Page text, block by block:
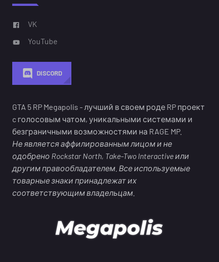
VK
YouTube
DISCORD
GTA 5 RP Megapolis - лучший в своем роде RP проект
c голосовым чатом, уникальными системами и
безграничными возможностями на RAGE MP.
Не является аффилированным лицом и не
одобрено Rockstar North, Take-Two Interactive или
другим правообладателем. Все используемые
товарные знаки принадлежат их
соответствующим владельцам.